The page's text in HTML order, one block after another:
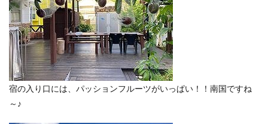
宿の入り口には、パッションフルーツがいっぱい！！南国ですね
～♪